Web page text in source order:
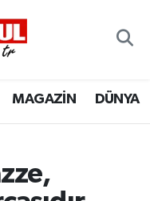
MAGAZİN DÜNYA
Fikstür